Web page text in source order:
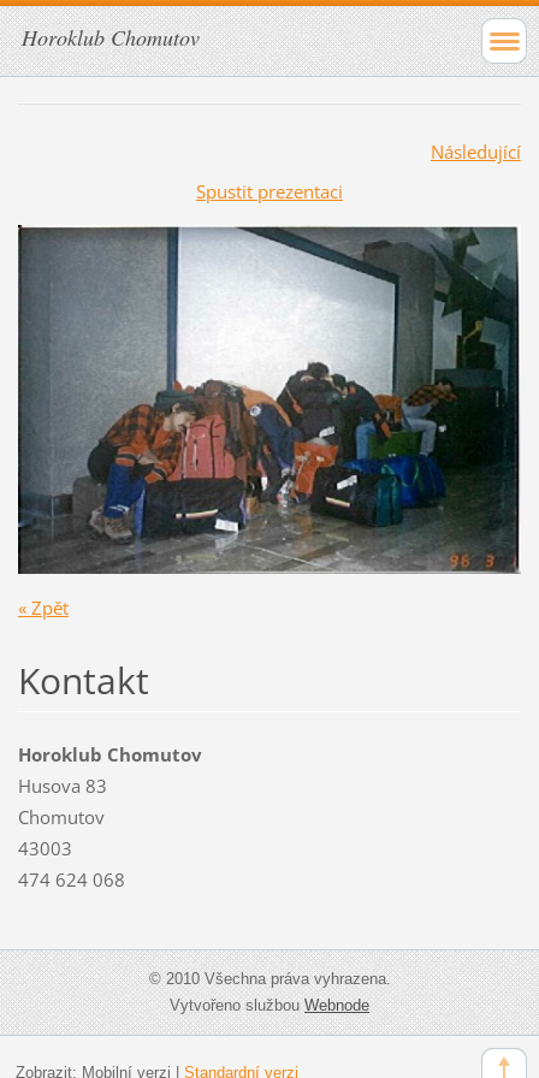
Horoklub Chomutov
Následující
Spustit prezentaci
« Zpět
Kontakt
Horoklub Chomutov
Husova 83
Chomutov
43003
474 624 068
© 2010 Všechna práva vyhrazena.
Vytvořeno službouWebnode
Zobrazit: Mobilní verzi Standardní verzi